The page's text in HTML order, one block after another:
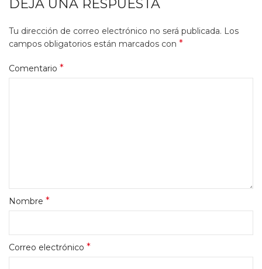
DEJA UNA RESPUESTA
Tu dirección de correo electrónico no será publicada. Los
campos obligatorios están marcados con *
Comentario *
Nombre *
Correo electrónico *